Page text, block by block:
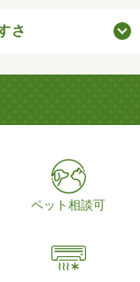
さ
ペット相談可